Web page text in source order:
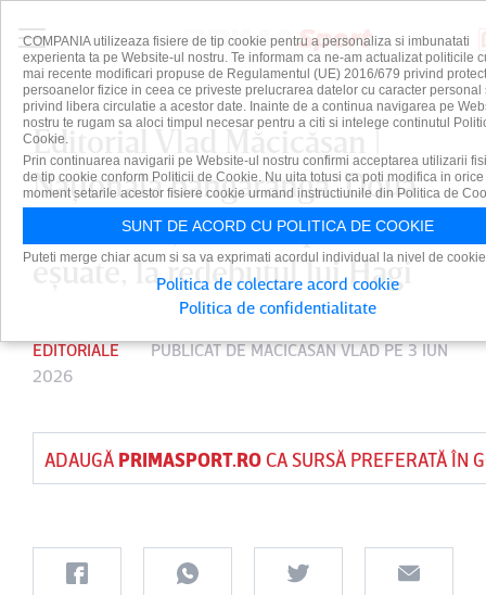
Editorial Vlad Măcicăşan |
Naţionala bangaranga. Două
idei bune şi două experimente
eşuate, la redebutul lui Hagi
EDITORIALE PUBLICAT DEMACICASAN VLADPE 3 IUN
2026
ADAUGĂ PRIMASPORT.ROCA SURSĂ PREFERATĂ ÎN
COMPANIA utilizeaza fisiere de tip cookie pentru a personaliza si imbunatati
experienta ta pe Website-ul nostru. Te informam ca ne-am actualizat politicile
mai recente modificari propuse de Regulamentul (UE) 2016/679 privind
persoanelor fizice in ceea ce priveste prelucrarea datelor cu caracter personal
privind libera circulatie a acestor date. Inainte de a continua navigarea pe
nostru te rugam sa aloci timpul necesar pentru a citi si intelege continutul
Cookie.
Prin continuarea navigarii pe Website-ul nostru confirmi acceptarea utilizarii
de tip cookie conform Politicii de Cookie. Nu uita totusi ca poti modifica in orice
moment setarile acestor fisiere cookie urmand instructiunile din Politica de
SUNT DE ACORD CU POLITICA DE COOKIE
Puteti merge chiar acum si sa va exprimati acordul individual la nivel de
Politica de colectare acord cookie
Politica de confidentialitate